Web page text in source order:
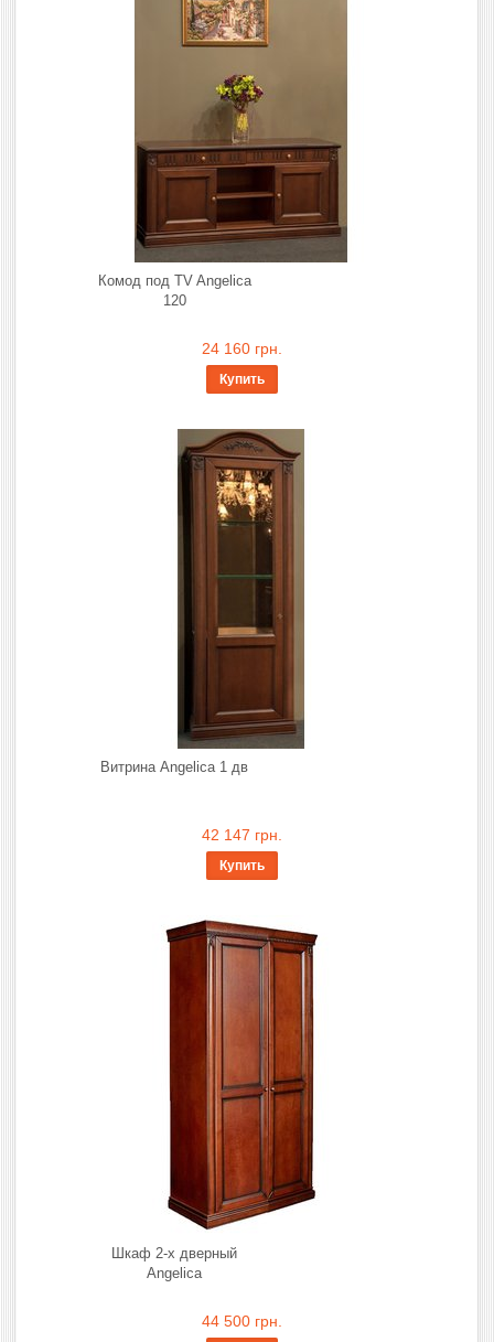
Комод под TV Angelica
120
24 160 грн.
Купить
Витрина Angelica 1 дв
42 147 грн.
Купить
Шкаф 2-х дверный
Angelica
44 500 грн.